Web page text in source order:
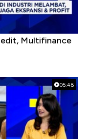
Multifinance
05:48